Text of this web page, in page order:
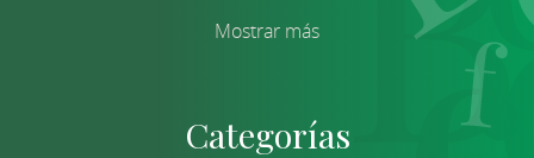
Mostrar más
Categorías